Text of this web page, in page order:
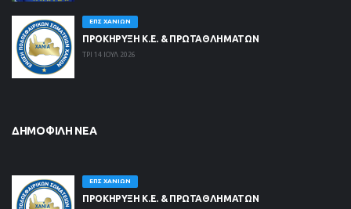
ΕΠΣ ΧΑΝΊΩΝ
ΠΡΟΚΗΡΥΞΗ Κ.Ε. & ΠΡΩΤΑΘΛΗΜΑΤΩΝ
ΤΡΙ 14 ΙΟΥΛ 2026
ΔΗΜΟΦΙΛΉ ΝΈΑ
ΕΠΣ ΧΑΝΊΩΝ
ΠΡΟΚΗΡΥΞΗ Κ.Ε. & ΠΡΩΤΑΘΛΗΜΑΤΩΝ